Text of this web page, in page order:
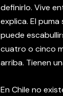
definirlo. Vive
explica. El
puede
cuatro o cinco
arriba. Tienen
En Chile no